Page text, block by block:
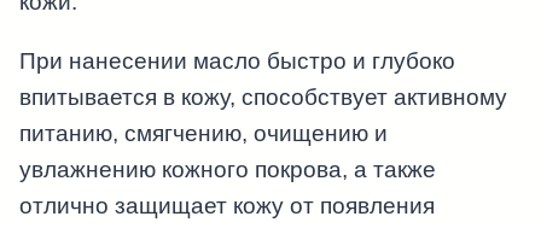
При нанесении масло быстро и глубоко
впитывается в кожу, способствует активному
питанию, смягчению, очищению и
увлажнению кожного покрова, а также
отлично защищает кожу от появления